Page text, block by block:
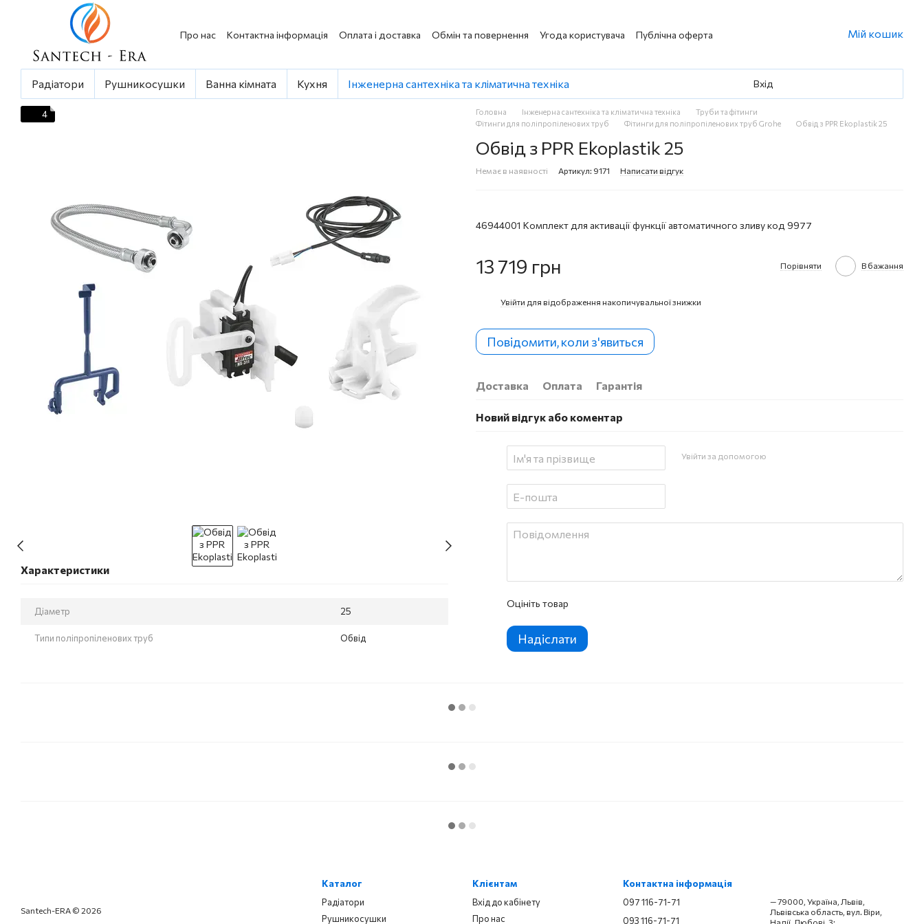
Перейти до основного контенту
Про нас Контактна інформація Оплата і доставка Обмін та повернення Угода користувача Публічна оферта Мій кошик
Радіатори Рушникосушки Ванна кімната Кухня Інженерна сантехніка та кліматична техніка Вхід
4
Характеристики
Діаметр 25
Типи поліпропіленових труб Обвід
Головна Інженерна сантехніка та кліматична техніка
Труби та фітинги
Фітинги для поліпропіленових труб
Фітинги для поліпропіленових труб Grohe Обвід з PPR Ekoplastik 25
Обвід з PPR Ekoplastik 25
Немає в наявності Артикул: 9171 Написати відгук
46944001 Комплект для активації функції автоматичного зливу код 9977
13 719 грн Порівняти В бажання
Увійти для відображення накопичувальної знижки
Повідомити, коли з'явиться
Доставка Оплата Гарантія
Новий відгук або коментар
Увійти за допомогою
Оцініть товар
Надіслати
Santech-ERA © 2026
Каталог
Радіатори
Рушникосушки
Клієнтам
Вхід до кабінету
Про нас
Контактна інформація
097 116-71-71
093 116-71-71
— 79000, Україна, Львів,
Львівська область, вул. Віри,
Надії, Любові, 3;